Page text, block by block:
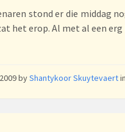
stond er die middag
het erop. Al met al een
byShantykoor Skuytevaert